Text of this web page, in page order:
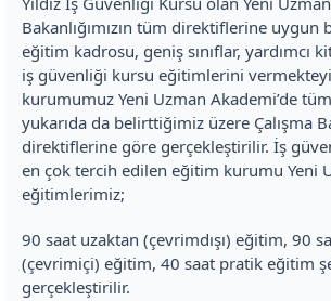
Bakanlığımızın tüm direktiflerine uygun
eğitim kadrosu, geniş sınıflar, yardımcı
iş güvenliği kursu eğitimlerini
kurumumuz Yeni Uzman Akademi’de
yukarıda da belirttiğimiz üzere Çalışma
direktiflerine göre gerçekleştirilir. İş
en çok tercih edilen eğitim kurumu Yeni
eğitimlerimiz;
90 saat uzaktan (çevrimdışı) eğitim, 90
(çevrimiçi) eğitim, 40 saat pratik eğitim
gerçekleştirilir.